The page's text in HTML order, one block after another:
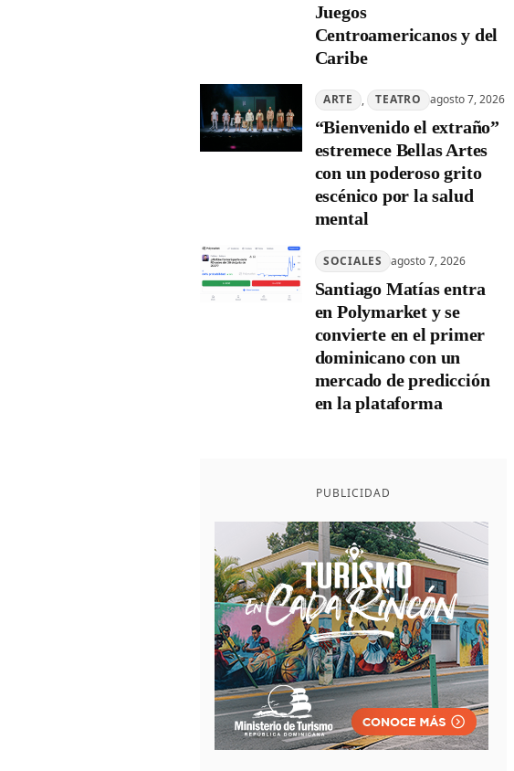
Juegos
Centroamericanos y del
Caribe
ARTE , TEATRO agosto 7, 2026
“Bienvenido el extraño”
estremece Bellas Artes
con un poderoso grito
escénico por la salud
mental
SOCIALES agosto 7, 2026
Santiago Matías entra
en Polymarket y se
convierte en el primer
dominicano con un
mercado de predicción
en la plataforma
PUBLICIDAD